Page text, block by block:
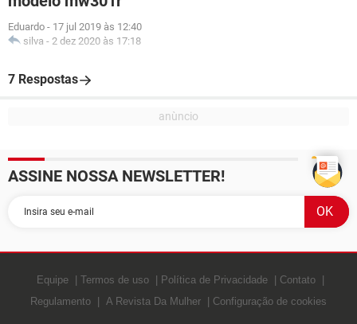
Eduardo - 17 jul 2019 às 12:40
silva - 2 dez 2020 às 17:18
7 Respostas
ASSINE NOSSA NEWSLETTER!
Equipe Termos de uso Política de Privacidade
Contato
Regulamento
A Revista Da Mulher Configuração de cookies